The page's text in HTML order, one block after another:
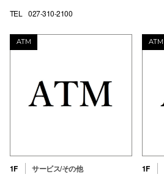
TEL 027-310-2100
ATM
1F サービス/その他
ATM
1F